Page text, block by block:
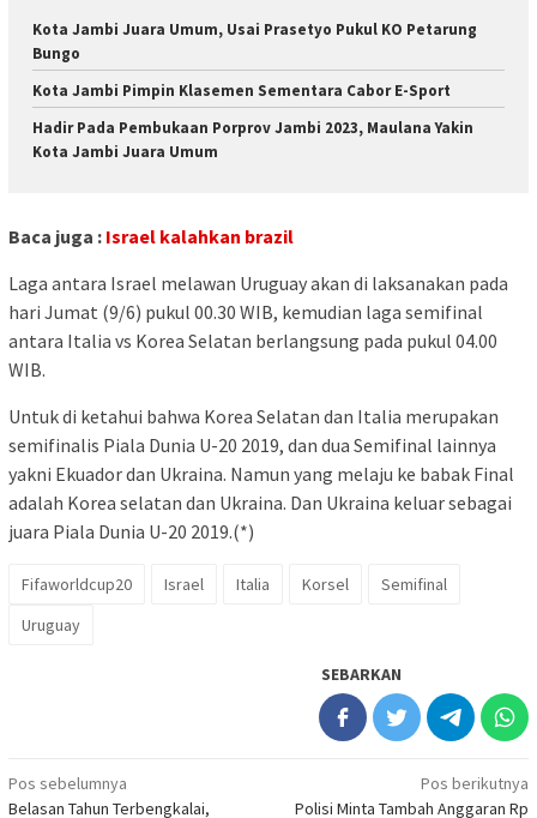
Kota Jambi Juara Umum, Usai Prasetyo Pukul KO Petarung
Bungo
Kota Jambi Pimpin Klasemen Sementara Cabor E-Sport
Hadir Pada Pembukaan Porprov Jambi 2023, Maulana Yakin
Kota Jambi Juara Umum
Baca juga : Israel kalahkan brazil
Laga antara Israel melawan Uruguay akan di laksanakan pada
hari Jumat (9/6) pukul 00.30 WIB, kemudian laga semifinal
antara Italia vs Korea Selatan berlangsung pada pukul 04.00
WIB.
Untuk di ketahui bahwa Korea Selatan dan Italia merupakan
semifinalis Piala Dunia U-20 2019, dan dua Semifinal lainnya
yakni Ekuador dan Ukraina. Namun yang melaju ke babak Final
adalah Korea selatan dan Ukraina. Dan Ukraina keluar sebagai
juara Piala Dunia U-20 2019.(*)
Fifaworldcup20 Israel Italia Korsel
Semifinal
Uruguay
SEBARKAN
Navigasi
Pos sebelumnya
Belasan Tahun Terbengkalai,
Pos berikutnya
Polisi Minta Tambah Anggaran Rp